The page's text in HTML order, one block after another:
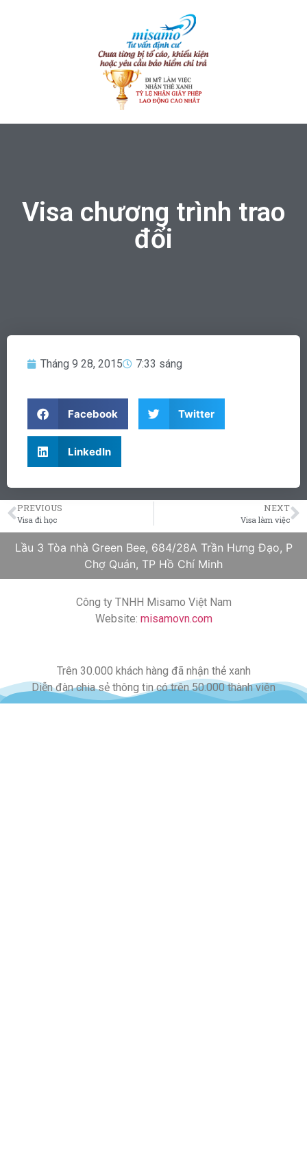
Visa chương trình trao
đổi
Tháng 9 28, 2015 7:33 sáng
Facebook Twitter
LinkedIn
PREVIOUS
Visa đi học
NEXT
Visa làm việc
Lầu 3 Tòa nhà Green Bee, 684/28A Trần Hưng Đạo, P
Chợ Quán, TP Hồ Chí Minh
Công ty TNHH Misamo Việt Nam
Website: misamovn.com
Trên 30.000 khách hàng đã nhận thẻ xanh
Diễn đàn chia sẻ thông tin có trên 50.000 thành viên